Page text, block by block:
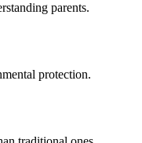
parents.
protection.